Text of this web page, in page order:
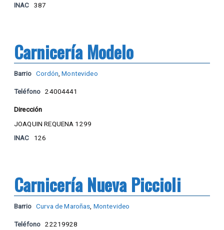
INAC
387
Carnicería Modelo
Barrio Cordón ,Montevideo
Teléfono 24004441
Dirección
JOAQUIN REQUENA 1299
INAC
126
Carnicería Nueva Piccioli
Barrio Curva de Maroñas Montevideo
Teléfono 22219928